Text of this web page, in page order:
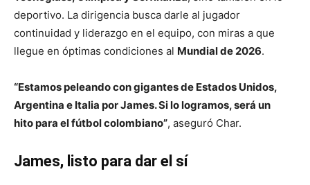
deportivo. La dirigencia busca darle al jugador
continuidad y liderazgo en el equipo, con miras a que
llegue en óptimas condiciones al Mundial de 2026.
“Estamos peleando con gigantes de Estados Unidos,
Argentina e Italia por James. Si lo logramos, será un
hito para el fútbol colombiano”, aseguró Char.
James, listo para dar el sí